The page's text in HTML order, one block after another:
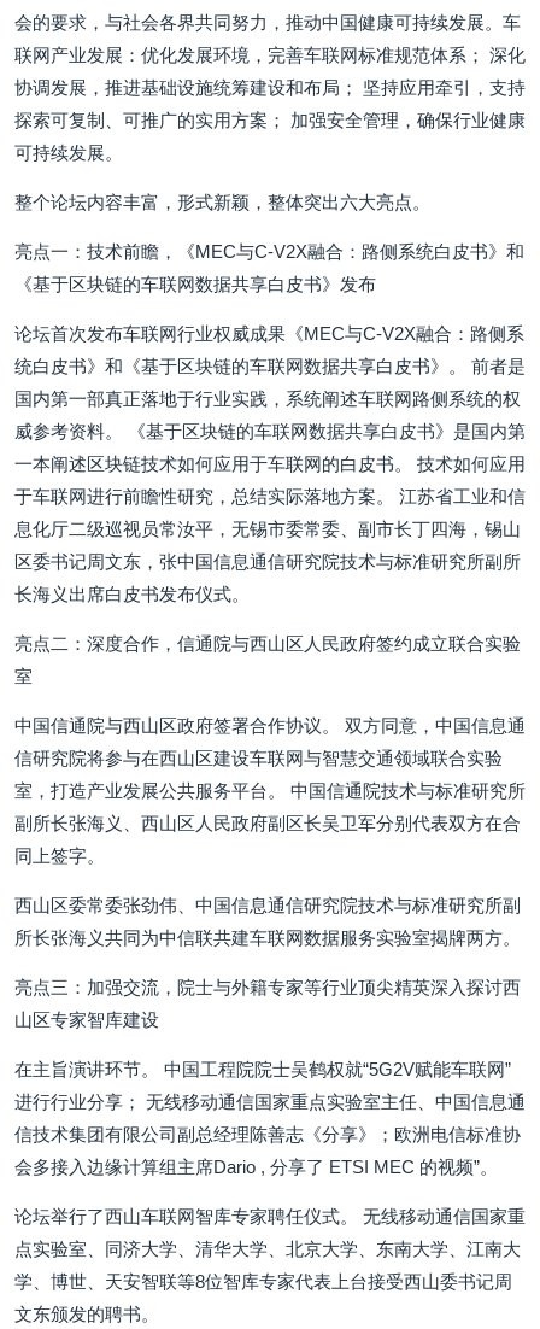
会的要求，与社会各界共同努力，推动中国健康可持续发展。车
联网产业发展：优化发展环境，完善车联网标准规范体系； 深化
协调发展，推进基础设施统筹建设和布局； 坚持应用牵引，支持
探索可复制、可推广的实用方案； 加强安全管理，确保行业健康
可持续发展。
整个论坛内容丰富，形式新颖，整体突出六大亮点。
亮点一：技术前瞻，《MEC与C-V2X融合：路侧系统白皮书》和
《基于区块链的车联网数据共享白皮书》发布
论坛首次发布车联网行业权威成果《MEC与C-V2X融合：路侧系
统白皮书》和《基于区块链的车联网数据共享白皮书》。 前者是
国内第一部真正落地于行业实践，系统阐述车联网路侧系统的权
威参考资料。 《基于区块链的车联网数据共享白皮书》是国内第
一本阐述区块链技术如何应用于车联网的白皮书。 技术如何应用
于车联网进行前瞻性研究，总结实际落地方案。 江苏省工业和信
息化厅二级巡视员常汝平，无锡市委常委、副市长丁四海，锡山
区委书记周文东，张中国信息通信研究院技术与标准研究所副所
长海义出席白皮书发布仪式。
亮点二：深度合作，信通院与西山区人民政府签约成立联合实验
室
中国信通院与西山区政府签署合作协议。 双方同意，中国信息通
信研究院将参与在西山区建设车联网与智慧交通领域联合实验
室，打造产业发展公共服务平台。 中国信通院技术与标准研究所
副所长张海义、西山区人民政府副区长吴卫军分别代表双方在合
同上签字。
西山区委常委张劲伟、中国信息通信研究院技术与标准研究所副
所长张海义共同为中信联共建车联网数据服务实验室揭牌两方。
亮点三：加强交流，院士与外籍专家等行业顶尖精英深入探讨西
山区专家智库建设
在主旨演讲环节。 中国工程院院士吴鹤权就“5G2V赋能车联网”
进行行业分享； 无线移动通信国家重点实验室主任、中国信息通
信技术集团有限公司副总经理陈善志《分享》；欧洲电信标准协
会多接入边缘计算组主席Dario , 分享了 ETSI MEC 的视频”。
论坛举行了西山车联网智库专家聘任仪式。 无线移动通信国家重
点实验室、同济大学、清华大学、北京大学、东南大学、江南大
学、博世、天安智联等8位智库专家代表上台接受西山委书记周
文东颁发的聘书。